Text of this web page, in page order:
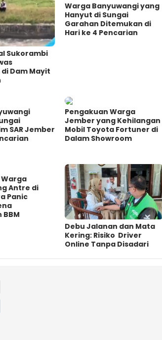
Sukorambi
Dam Mayit
Warga Banyuwangi yang
Hanyut di Sungai
Garahan Ditemukan di
Hari ke 4 Pencarian
SAR Jember
Pengakuan Warga
Jember yang Kehilangan
Mobil Toyota Fortuner di
Dalam Showroom
Antre di
Panic
Debu Jalanan dan Mata
Kering: Risiko Driver
Online Tanpa Disadari